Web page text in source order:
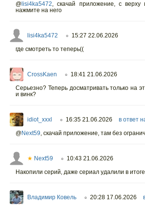
@ lisi4ka5472, скачай приложение, с верху
нажмите на него
lisi4ka5472 ○ 15:27 22.06.2026
где смотреть то теперь((
CrossKaen ○ 18:41 21.06.2026
Серьезно? Теперь досматривать только на
и винк?
idiot_xxxl ○ 16:35 21.06.2026 в ответ
@Next59, скачай приложение, там без
★ Next59 ○ 10:43 21.06.2026
Накопили серий, даже сериал удалили в
Владимир Ковель ○ 20:28 17.06.2026